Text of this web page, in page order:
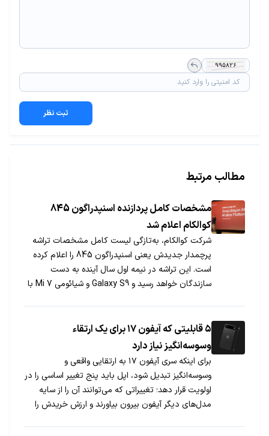
ثبت نظر
مطالب مرتبط
مشخصات کامل پردازنده اسنپدراگون 845
کوالکام اعلام شد
شرکت کوالکام، به‌تازگی لیست کامل مشخصات تراشه
پرچمدار جدیدش یعنی اسنپدراگون 845 را اعلام کرده
است. این تراشه در نیمه اول سال آینده به دست
سازندگان خواهد رسید و Galaxy S9 و شیائومی Mi 7 با
۵ قابلیتی که آیفون ۱۷ برای یک ارتقاء
وسوسه‌انگیز نیاز دارد
برای اینکه سری آیفون ۱۷ به ارتقایی واقعی و
وسوسه‌انگیز تبدیل شود، اپل باید پنج تغییر اساسی را در
اولویت قرار دهد؛ تغییراتی که می‌توانند آن را از سایه
مدل‌های دیگر آیفون بیرون بیاورند و ارزش خریدش را